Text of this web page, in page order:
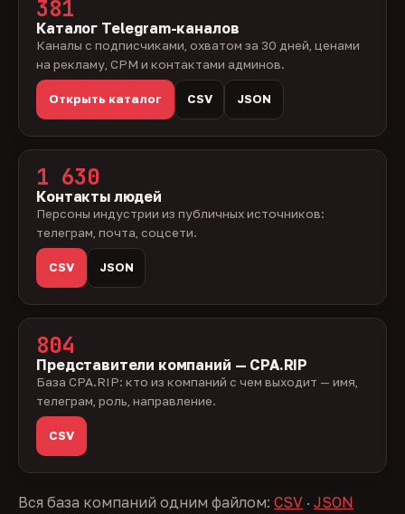
381
Каталог Telegram-каналов
Каналы с подписчиками, охватом за 30 дней, ценами
на рекламу, CPM и контактами админов.
Открыть каталог CSV JSON
1 630
Контакты людей
Персоны индустрии из публичных источников:
телеграм, почта, соцсети.
CSV JSON
804
Представители компаний — CPA.RIP
База CPA.RIP: кто из компаний с чем выходит — имя,
телеграм, роль, направление.
CSV
Вся база компаний одним файлом: CSV · JSON